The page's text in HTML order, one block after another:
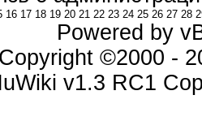
16 17 18 19 20 21 22 23 24 25 26 27 28
Powered by
Copyright ©2000 -
v1.3 RC1